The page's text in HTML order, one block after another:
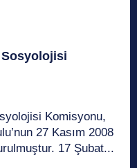
Sosyolojisi
Komisyonu,
27 Kasım 2008
17 Şubat...